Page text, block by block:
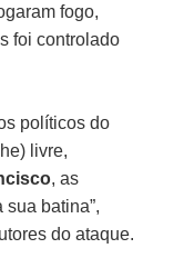
fogo,
foi controlado
políticos do
livre,
, as
batina”,
do ataque.